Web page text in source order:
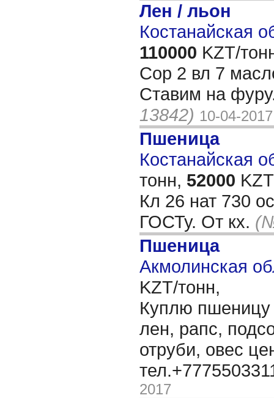
Лен / льон
Костанайская
110000 KZT/
Сор 2 вл 7
Ставим на
13842) 10-04-2017
Пшеница
Костанайская
тонн, 52000
Кл 26 нат 730
ГОСТу. От кх.
Пшеница
Акмолинская
KZT/тонн,
Куплю пшеницу
лен, рапс,
отруби, овес
2017